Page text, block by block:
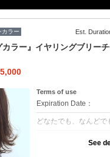
カラー Est.
カラー』イヤリングブリー
Terms of use
Expiration Date：
どなたでも、なんど
See